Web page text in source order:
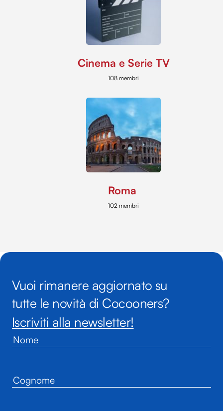
Cinema e Serie TV
108 membri
Roma
102 membri
Vuoi rimanere aggiornato su
tutte le novità di Cocooners?
Iscriviti alla newsletter!